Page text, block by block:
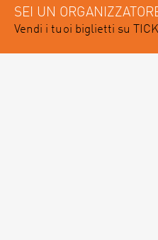
SEI UN
Vendi i tuoi biglietti su